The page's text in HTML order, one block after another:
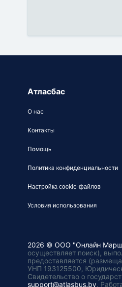
Атласбас
О нас
Контакты
Помощь
Политика конфиденциальности
Настройка cookie-файлов
Условия использования
2026 © ООО "Онлайн
осуществляет поиск),
предоставляется
УНП 193125500,
Свидетельство о
support@atlasbus.by.